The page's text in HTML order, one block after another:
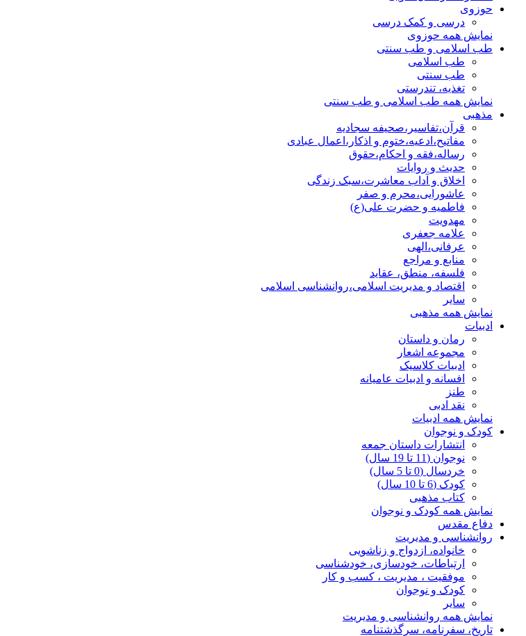
حوزوی
درسی و کمک درسی
نمایش همه حوزوی
طب اسلامی و طب سنتی
طب اسلامی
طب سنتی
تغذیه، تندرستی
نمایش همه طب اسلامی و طب سنتی
مذهبی
قرآن،تفاسیر،صحیفه سجادیه
مفاتیح،ادعیه،ختوم و اذکار،اعمال عبادی
رساله،فقه و احکام،حقوق
حدیث و روایات
اخلاق و آداب معاشرت،سبک زندگی
عاشورایی،محرم و صفر
فاطمیه و حضرت علی(ع)
مهدویت
علامه جعفری
عرفانی،الهی
منابع و مراجع
فلسفه، منطق، عقاید
اقتصاد و مدیریت اسلامی،روانشناسی اسلامی
سایر
نمایش همه مذهبی
ادبیات
رمان و داستان
مجموعه اشعار
ادبیات کلاسیک
افسانه و ادبیات عامیانه
طنز
نقد ادبی
نمایش همه ادبیات
کودک و نوجوان
انتشارات داستان جمعه
نوجوان (11 تا 19 سال)
خردسال (0 تا 5 سال)
کودک (6 تا 10 سال)
کتاب مذهبی
نمایش همه کودک و نوجوان
دفاع مقدس
روانشناسی و مدیریت
خانواده، ازدواج و زناشویی
ارتباطات، خودسازی، خودشناسی
موفقیت ، مدیریت ، کسب و کار
کودک و نوجوان
سایر
نمایش همه روانشناسی و مدیریت
تاریخ، سفرنامه، سرگذشتنامه